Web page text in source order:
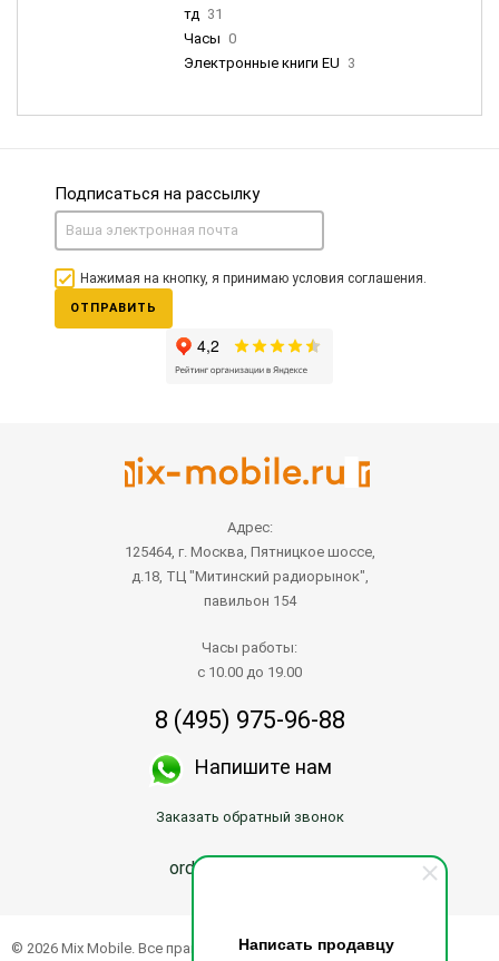
Написать продавцу
тд 31
Часы 0
Электронные книги EU 3
Подписаться на рассылку
Нажимая на кнопку, я принимаю условия соглашения.
ОТПРАВИТЬ
Адрес:
125464, г. Москва, Пятницкое шоссе,
д.18, ТЦ "Митинский радиорынок",
павильон 154
Часы работы:
с 10.00 до 19.00
8 (495) 975-96-88
Напишите нам
Заказать обратный звонок
order@mix-mobile.ru
© 2026 Mix Mobile. Все права защищены.